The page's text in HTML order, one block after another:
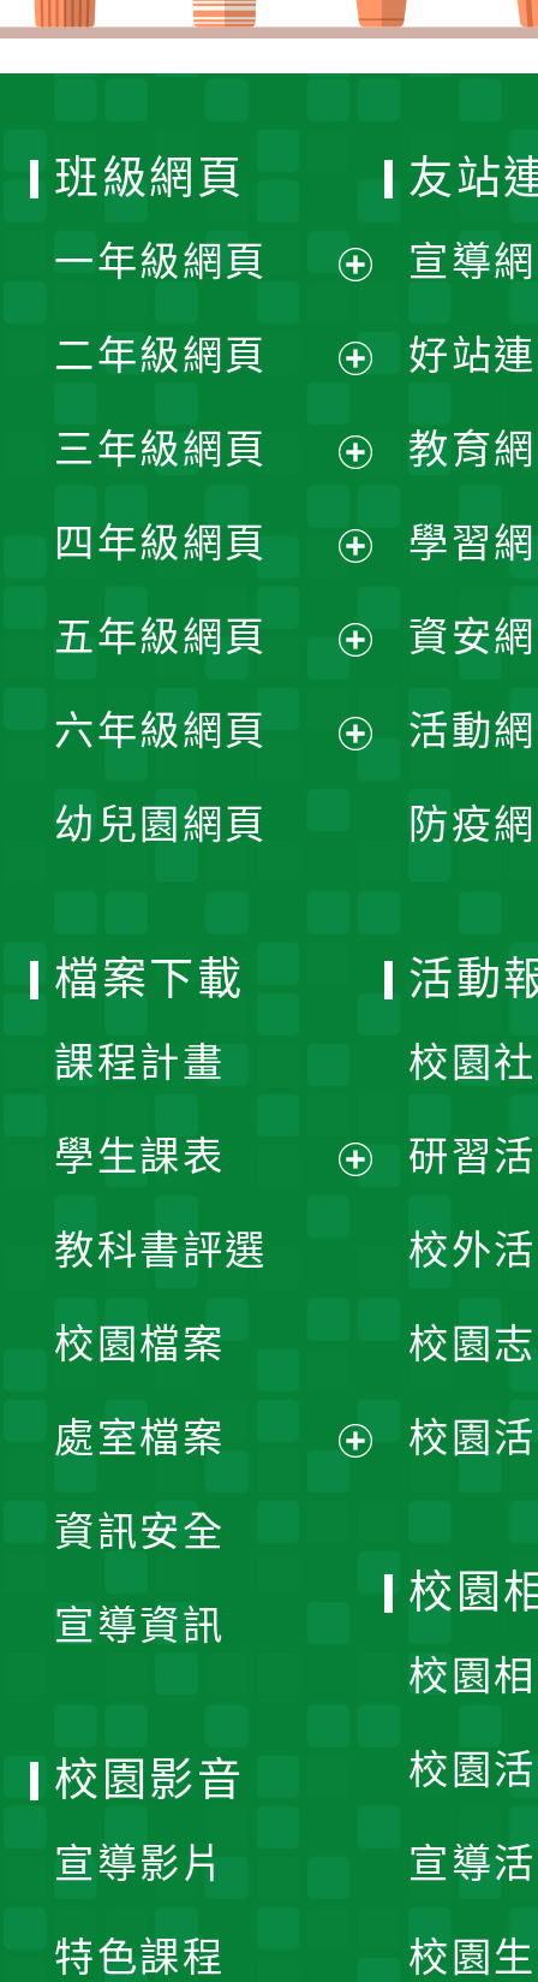
班級網頁
一年級網頁
開
選
單
二年級網頁
開
選
單
三年級網頁
開
選
單
四年級網頁
開
選
五年級網頁
開
六年級網頁
幼兒園網頁
友站
宣導
好站
教育
學習
資安
活動
防疫
檔案下載
課程計畫
學生課表
單
教科書評選
校園檔案
處室檔案
資訊安全
宣導資訊
活動
校園
研習
校外
校園
校園
校園
校園
校園
宣導
校園
校園影音
宣導影片
特色課程